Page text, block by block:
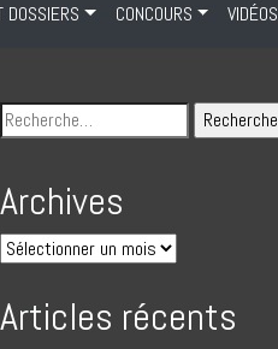
DOSSIERS CONCOURS VIDÉOS
Archives
Articles récents